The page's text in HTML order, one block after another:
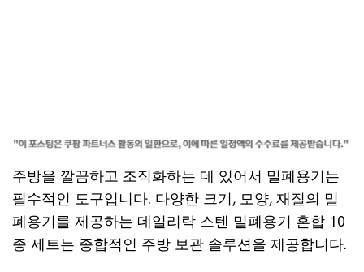
주방을 깔끔하고 조직화하는 데 있어서 밀폐용기는
필수적인 도구입니다. 다양한 크기, 모양, 재질의 밀
폐용기를 제공하는 데일리락 스텐 밀폐용기 혼합 10
종 세트는 종합적인 주방 보관 솔루션을 제공합니다.